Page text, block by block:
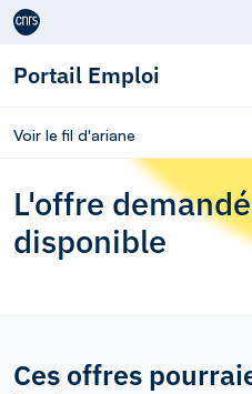
Aller au contenu
Portail Emploi
Voir le fil d'ariane
L'offre
disponible
Ces offres